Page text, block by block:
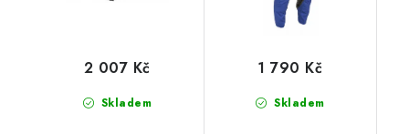
Skladem
2 007 Kč
Skladem
1 790 Kč